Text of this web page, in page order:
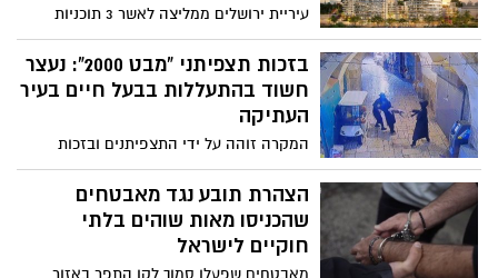
עיריית ירושלים ממליצה לאשר 3 תוכניות
התחדשות עירונית ותכנית בניה חדשה,
שכוללות כ-1,400 יחידות דיור חדשות ברחבי
העיר, לצד מבני ציבור, שטחי מסחר ותעסוקה,
ומרחבים ציבוריים פתוחים
בזכות תצפיתני “מבט 2000”: נעצר
חשוד בהתעללות בבעל חיים בעיר
העתיקה
המקרה זוהה על ידי התצפיתנים ובזכות
ערנותם והתגובה המהירה, הועבר דיווח מהיר
לשוטרי מרחב דוד ולוחמי מג"ב ירושלים
שפעלו בשטח לאיתור החשוד במעשה הפסול
הצהרת תובע נגד מאבטחים
שהכניסו מאות שוהים בלתי
חוקיים לישראל
מאבטחים שפעלו סמוך לקו התפר באזור